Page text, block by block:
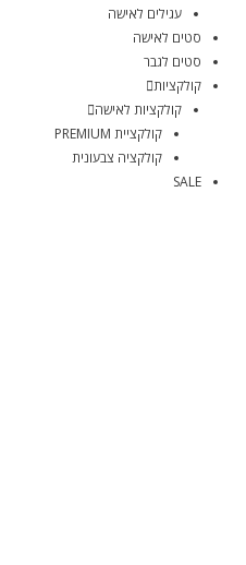
עגילים לאישה
סטים לאישה
סטים לגבר
קולקציות
קולקציות לאישה
קולקציית PREMIUM
קולקציה צבעונית
SALE